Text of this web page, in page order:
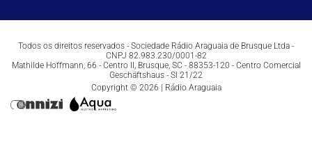
Todos os direitos reservados - Sociedade Rádio Araguaia de Brusque Ltda -
CNPJ 82.983.230/0001-82
Mathilde Hoffmann, 66 - Centro II, Brusque, SC - 88353-120 - Centro Comercial
Geschäftshaus - Sl 21/22
Copyright © 2026 | Rádio Araguaia